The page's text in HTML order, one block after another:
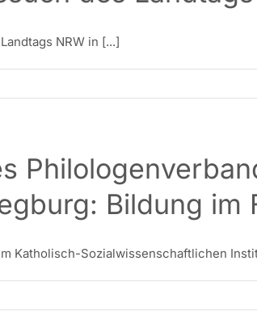
NRW in [...]
Bildung im
Katholisch-Sozialwissenschaftlichen